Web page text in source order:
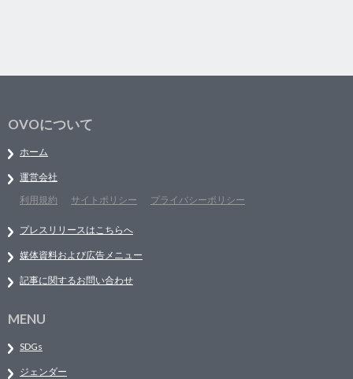
OVOについて
ホーム
運営会社
利用規約
サイトポリシー プライバシーポリシー
プレスリリースはこちらへ
媒体資料および広告メニュー
記事に関するお問い合わせ
MENU
SDGs
ジェンダー